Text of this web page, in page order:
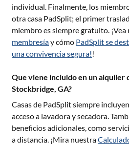
individual. Finalmente, los
otra casa PadSplit; el primer
miembro es siempre gratuito.
membresíay cómo PadSplit se
una convivencia segura!!
Que viene incluido en un alquiler
Stockbridge, GA?
Casas de PadSplit siempre
acceso a lavadora y secadora.
beneficios adicionales, como
a distancia. ¡Mira nuestra